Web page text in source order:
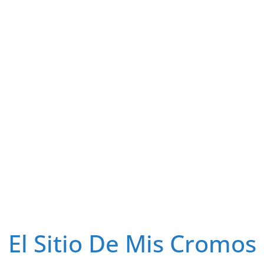
El Sitio De Mis Cromos